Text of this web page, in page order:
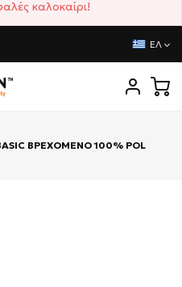
καλοκαίρι!
ΕΛ
ΒΡΕΧΟΜΕΝΟ 100% POL